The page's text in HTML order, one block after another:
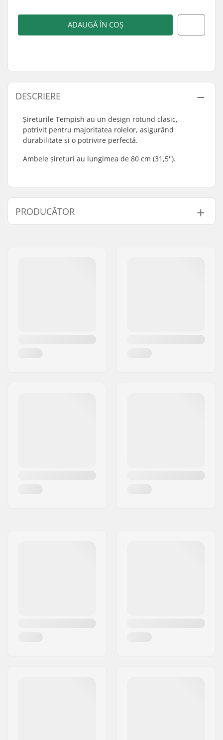
ADAUGĂ ÎN COȘ
DESCRIERE
Șireturile Tempish au un design rotund clasic,
potrivit pentru majoritatea rolelor, asigurând
durabilitate și o potrivire perfectă.
Ambele șireturi au lungimea de 80 cm (31,5'').
PRODUCĂTOR